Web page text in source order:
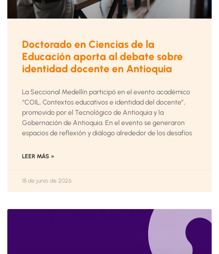
Doctorado en Ciencias de la
Educación aporta al debate sobre
identidad docente en Antioquia
La Seccional Medellín participó en el evento académico
“COIL, Contextos educativos e identidad del docente”,
promovido por el Tecnológico de Antioquia y la
Gobernación de Antioquia. En el evento se generaron
espacios de reflexión y diálogo alrededor de los desafíos
LEER MÁS »
18 de junio de 2026